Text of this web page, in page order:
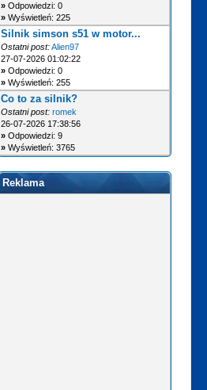
»Odpowiedzi: 0
»Wyświetleń: 225
Silnik simson s51 w motor...
Ostatni post:Alien97
27-07-2026 01:02:22
»Odpowiedzi: 0
»Wyświetleń: 255
Co to za silnik?
Ostatni post: romek
26-07-2026 17:38:56
»Odpowiedzi: 9
»Wyświetleń: 3765
Reklama